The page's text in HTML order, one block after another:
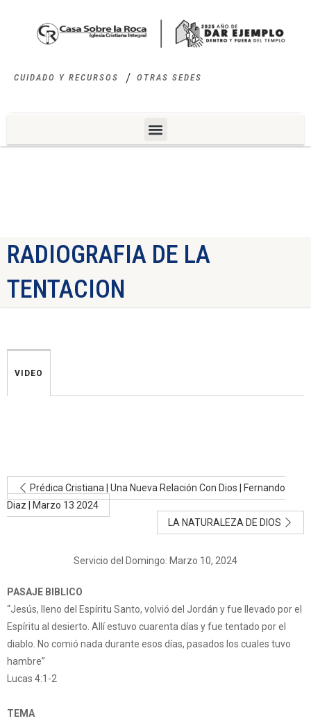
CUIDADO Y RECURSOS OTRAS SEDES
RADIOGRAFIA DE LA
TENTACION
VIDEO
Prédica Cristiana | Una Nueva Relación Con Dios | Fernando
Diaz | Marzo 13 2024
LA NATURALEZA DE DIOS
Servicio del Domingo: Marzo 10, 2024
PASAJE BIBLICO
“Jesús, lleno del Espíritu Santo, volvió del Jordán y fue llevado por el
Espíritu al desierto. Allí estuvo cuarenta días y fue tentado por el
diablo. No comió nada durante esos días, pasados los cuales tuvo
hambre”
Lucas 4:1-2
TEMA